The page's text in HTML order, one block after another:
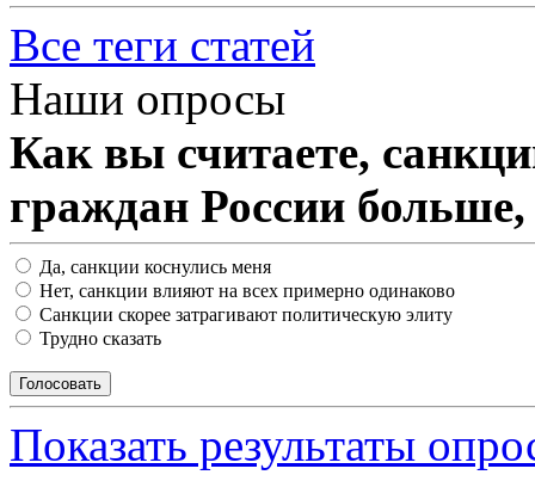
Все теги статей
Наши опросы
Как вы считаете,
граждан России
Да, санкции коснулись меня
Нет, санкции влияют на всех примерно одинаково
Санкции скорее затрагивают политическую элиту
Трудно сказать
Показать результаты